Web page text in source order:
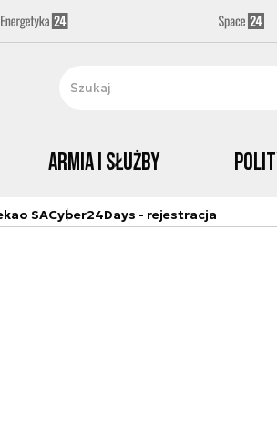
Armia i Służby
SACyber24Days - rejestracja